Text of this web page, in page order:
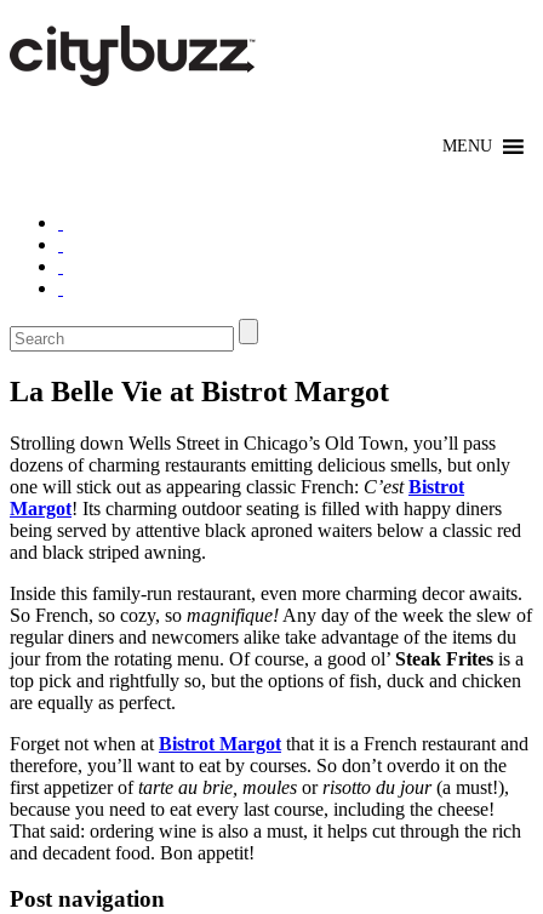
La Belle Vie at Bistrot Margot
Strolling down Wells Street in Chicago’s Old Town, you’ll pass
dozens of charming restaurants emitting delicious smells, but only
one will stick out as appearing classic French: C’est Bistrot
Margot! Its charming outdoor seating is filled with happy diners
being served by attentive black aproned waiters below a classic red
and black striped awning.
Inside this family-run restaurant, even more charming decor awaits.
So French, so cozy, so magnifique! Any day of the week the slew of
regular diners and newcomers alike take advantage of the items du
jour from the rotating menu. Of course, a good ol’ Steak Frites is a
top pick and rightfully so, but the options of fish, duck and chicken
are equally as perfect.
Forget not when at Bistrot Margot that it is a French restaurant and
therefore, you’ll want to eat by courses. So don’t overdo it on the
first appetizer oftarte au brie, moules orrisotto du jour(a must!),
because you need to eat every last course, including the cheese!
That said: ordering wine is also a must, it helps cut through the rich
and decadent food. Bon appetit!
Post navigation